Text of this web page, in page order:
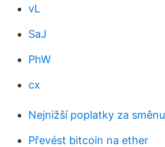
vL
SaJ
PhW
cx
Nejnižší poplatky za směnu
Převést bitcoin na ether